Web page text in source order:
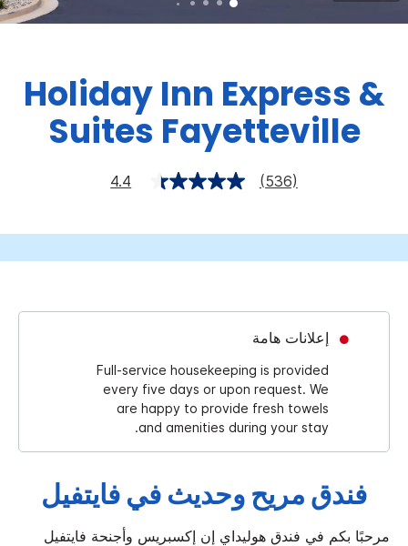
Holiday Inn Express &
Suites Fayetteville
4.4 (536)
إعلانات هامة
Full-service housekeeping is provided
every five days or upon request. We
are happy to provide fresh towels
and amenities during your stay.
فندق مريح وحديث في فايتفيل
مرحبًا بكم في فندق هوليداي إن إكسبريس وأجنحة فايتفيل